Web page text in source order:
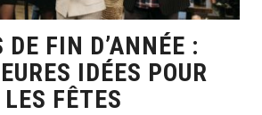
DE FIN D’ANNÉE :
IDÉES POUR
FÊTES